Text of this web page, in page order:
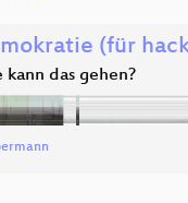
(für
das gehen?